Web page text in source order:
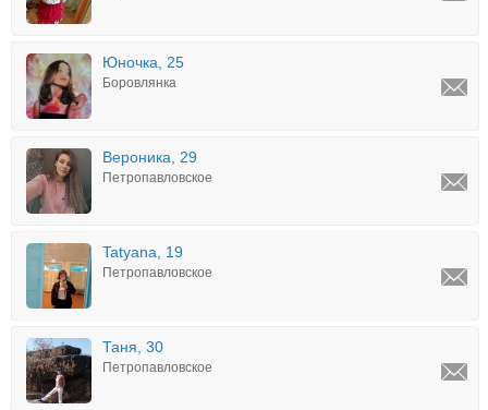
Юночка, 25
Боровлянка
Вероника, 29
Петропавловское
Tatyana, 19
Петропавловское
Таня, 30
Петропавловское